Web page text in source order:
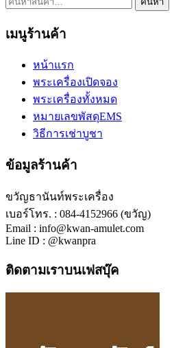
เมนูร้านค้า
หน้าแรก
พระเครื่องเปิดจอง
พระเครื่องทั้งหมด
หมายเลขพัสดุEMS
วิธีการเช่าบูชา
ข้อมูลร้านค้า
ขวัญธานันท์พระเครื่อง
เบอร์โทร. : 084-4152966 (ขวัญ)
Email : info@kwan-amulet.com
Line ID : @kwanpra
ติดตามเราบนเฟสบุ๊ค